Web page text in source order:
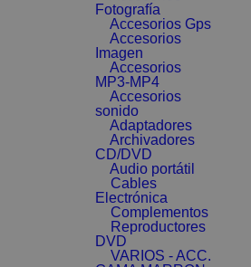
Fotografía
Accesorios Gps
Accesorios
Imagen
Accesorios
MP3-MP4
Accesorios
sonido
Adaptadores
Archivadores
CD/DVD
Audio portátil
Cables
Electrónica
Complementos
Reproductores
DVD
VARIOS - ACC.